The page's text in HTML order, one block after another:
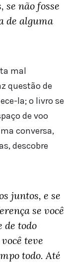
se não fosse
de alguma
mal
questão de
la; o livro se
de voo
conversa,
descobre
juntos, e se
se você
de todo
teve
todo. Até